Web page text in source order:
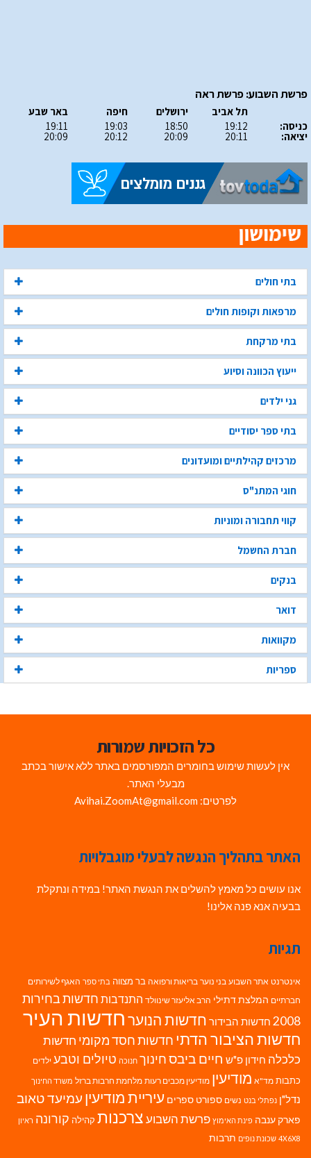
פרשת השבוע: פרשת ראה
כניסה:
יציאה:
תל אביב
19:12
20:11
ירושלים
18:50
20:09
חיפה
19:03
20:12
באר שבע
19:11
20:09
בתי חולים
מרפאות וקופות חולים
בתי מרקחת
ייעוץ הכוונה וסיוע
גני ילדים
בתי ספר יסודיים
מרכזים קהילתיים ומועדונים
חוגי המתנ"ס
קווי תחבורה ומוניות
חברת החשמל
בנקים
דואר
מקוואות
ספריות
כל הזכויות שמורות
אין לעשות שימוש בחומרים המפורסמים באתר ללא אישור בכתב
מבעלי האתר.
לפרטים: Avihai.ZoomAt@gmail.com
האתר בתהליך הנגשה לבעלי מוגבלויות
אנו עושים כל מאמץ להשלים את הנגשת האתר! במידה ונתקלת
בבעיה אנא פנה אלינו!
תגיות
אינטרנט אתר השבוע בני נוער בריאות ורפואה בר מצווה בתי ספר האגף לשירותים
חברתיים המלצת דתילי הרב אליעזר שינוולד התנדבות חדשות בחירות
2008 חדשות הבידור חדשות הנוערחדשות העיר
חדשות הציבור הדתי חדשות חסד מקומי חדשות
כלכלה חידון פ"ש חיים ביבסחינוך חנוכה טיולים וטבע ילדים
כתבות מד"א מודיעין מודיעין מכבים רעות מלחמת חרבות ברזל משרד החינוך
נדל"ן נפתלי בנט נשים ספורט ספרים עיריית מודיעין עמיעד טאוב
פארק ענבה פינת האימוץ פרשת השבועצרכנות קהילה קורונה ראיון
4X6X8 שכונת נופים תרבות